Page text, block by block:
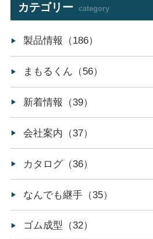
カテゴリー category
製品情報（186）
まもるくん（56）
新着情報（39）
会社案内（37）
カタログ（36）
なんでも継手（35）
ゴム成型（32）